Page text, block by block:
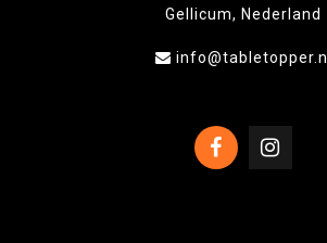
Gellicum, Nederland
info@tabletopper.nl